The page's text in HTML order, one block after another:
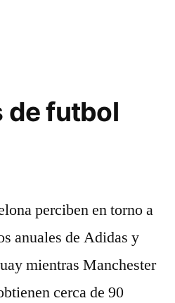
de futbol
perciben en torno a
anuales de Adidas y
mientras Manchester
cerca de 90